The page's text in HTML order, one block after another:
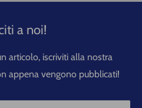
a noi!
articolo, iscriviti alla nostra
appena vengono pubblicati!